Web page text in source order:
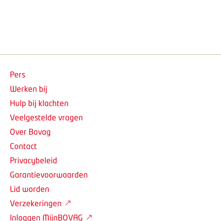
Pers
Werken bij
Hulp bij klachten
Veelgestelde vragen
Over Bovag
Contact
Privacybeleid
Garantievoorwaarden
Lid worden
Verzekeringen
Inloggen MijnBOVAG